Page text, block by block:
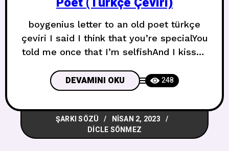
boygenius letter to an old poet türkçe
çeviri I said I think that you’re specialYou
told me once that I’m selfishAnd I kissed
my music is mellowMaybe I’m just
exhaustedYou think you’re a good
personBecause you won’t punch me in
the stomach Senin özel olduğunu
düşünüyorum dedimBana
DEVAMINI OKU 248
ŞARKI SÖZÜ
NISAN 2, 2023
DICLE SÖNMEZ